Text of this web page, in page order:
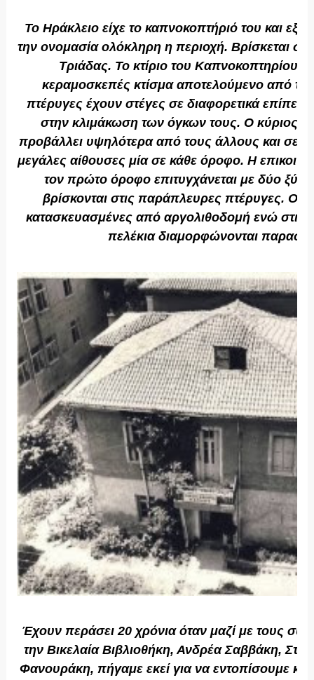
Το Ηράκλειο είχε το καπνοκοπτήριό του και
την ονομασία ολόκληρη η περιοχή. Βρίσκεται
Τριάδας. Το κτίριο του Καπνοκοπτηρίου
κεραμοσκεπές κτίσμα αποτελούμενο από
πτέρυγες έχουν στέγες σε διαφορετικά επίπεδα
στην κλιμάκωση των όγκων τους. Ο κύριος
προβάλλει υψηλότερα από τους άλλους και σε
μεγάλες αίθουσες μία σε κάθε όροφο. Η
τον πρώτο όροφο επιτυγχάνεται με δύο
βρίσκονται στις παράπλευρες πτέρυγες. Οι
κατασκευασμένες από αργολιθοδομή ενώ στις
πελέκια διαμορφώνονται
Έχουν περάσει 20 χρόνια όταν μαζί με τους
την Βικελαία Βιβλιοθήκη, Ανδρέα Σαββάκη,
Φανουράκη, πήγαμε εκεί για να εντοπίσουμε